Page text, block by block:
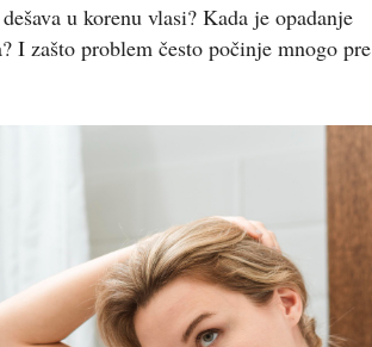
u korenu vlasi? Kada je opadanje
I zašto problem često počinje mnogo pre